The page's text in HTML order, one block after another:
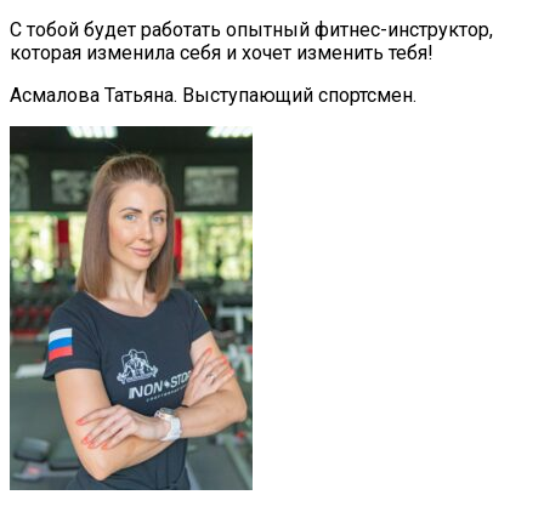
С тобой будет работать опытный фитнес-инструктор,
которая изменила себя и хочет изменить тебя!
Асмалова Татьяна. Выступающий спортсмен.